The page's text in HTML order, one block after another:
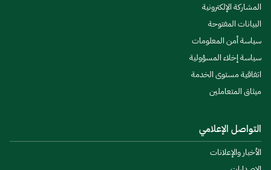
المشاركة الإلكترونية
البيانات المفتوحة
سياسة أمن المعلومات
سياسة إخلاء المسؤولية
اتفاقية مستوى الخدمة
ميثاق المتعاملين
التواصل الإعلامي
الأخبار والإعلانات